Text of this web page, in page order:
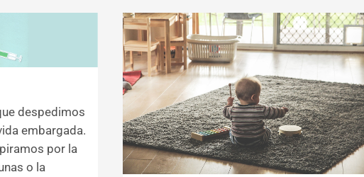
despedimos
embargada.
por la
o la